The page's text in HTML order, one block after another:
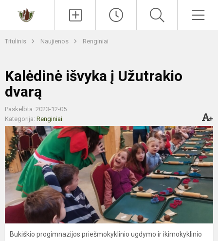
Titulinis Naujienos Renginiai
Kalėdinė išvyka į Užutrakio
dvarą
Paskelbta: 2023-12-05
Kategorija: Renginiai
Bukiškio progimnazijos priešmokyklinio ugdymo ir ikimokyklinio